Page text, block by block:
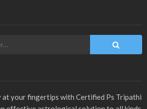
at your fingertips with Certified Ps Tripathi